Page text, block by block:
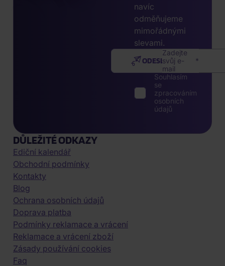
navíc
odměňujeme
mimořádnými
slevami.
Zadejte
svůj e-
mail
ODESLAT
Souhlasím
se
zpracováním
osobních
údajů
DŮLEŽITÉ ODKAZY
Ediční kalendář
Obchodní podmínky
Kontakty
Blog
Ochrana osobních údajů
Doprava platba
Podmínky reklamace a vrácení
Reklamace a vrácení zboží
Zásady používání cookies
Faq